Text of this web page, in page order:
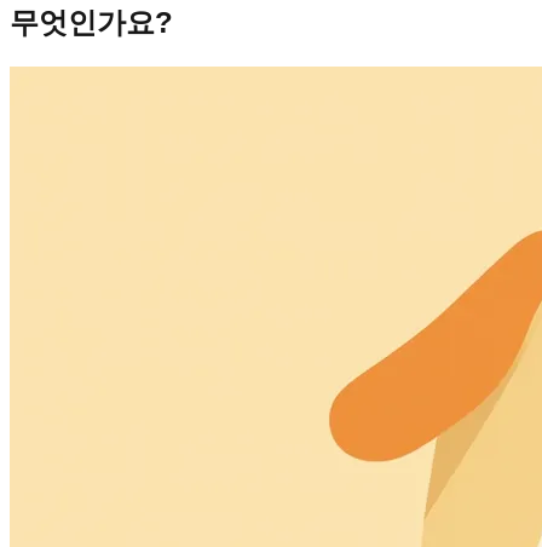
무엇인가요?